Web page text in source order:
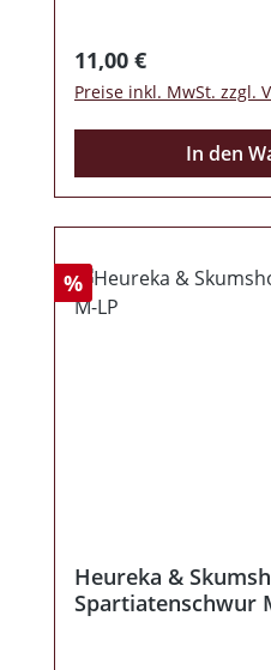
Beiheft mit allen
Regulärer Preis:
11,00 €
Preise inkl. MwSt. zzgl.
In den
Rabatt
%
Heureka &
Spartiatenschwur